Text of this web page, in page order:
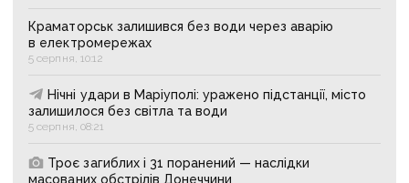
Краматорськ залишився без води через аварію
в електромережах
5 серпня, 10:12
Нічні удари в Маріуполі: уражено підстанції, місто
залишилося без світла та води
5 серпня, 08:21
Троє загиблих і 31 поранений — наслідки
масованих обстрілів Донеччини